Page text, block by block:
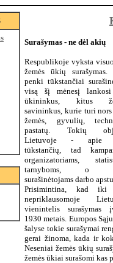
Surašymas - ne dėl akių
Respublikoje vyksta
žemės ūkių surašymas.
penki tūkstančiai
visą šį mėnesį
ūkininkus, kitus
savininkus, kurie turi
žemės, gyvulių,
pastatų. Tokių
Lietuvoje - apie
tūkstančių, tad
organizatoriams,
tarnyboms, o
surašinėtojams darbo
Prisimintina, kad iki
nepriklausomoje
vienintelis surašymas
1930 metais. Europos
šalyse tokie surašymai
gerai žinoma, kada ir
Neseniai žemės ūkių
žemės ūkiai surašomi kas